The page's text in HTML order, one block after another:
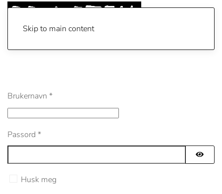
Skip to main content
Brukernavn *
Passord *
Husk meg